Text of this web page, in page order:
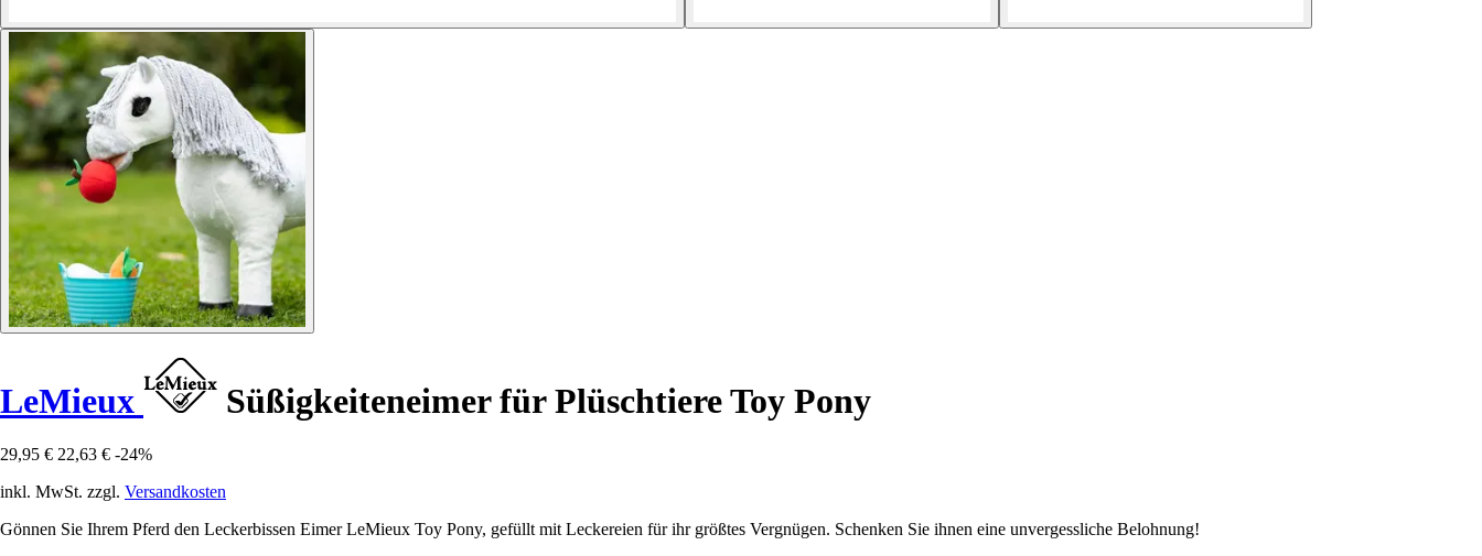
LeMieux Süßigkeiteneimer für Plüschtiere Toy Pony
29,95 € 22,63 € -24%
inkl. MwSt. zzgl. Versandkosten
Gönnen Sie Ihrem Pferd den Leckerbissen Eimer LeMieux Toy Pony, gefüllt mit Leckereien für ihr größtes Vergnügen. Schenken Sie ihnen eine unvergessliche Belohnung!